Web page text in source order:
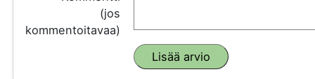
(jos
kommentoitavaa)